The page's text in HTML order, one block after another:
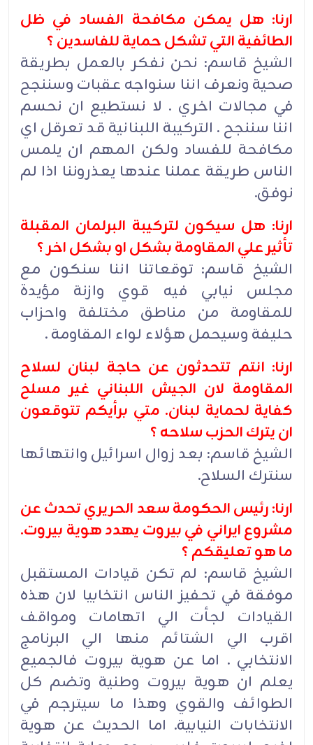
ارنا: هل يمكن مكافحة الفساد في ظل
الطائفية التي تشكل حماية للفاسدين ؟
الشيخ قاسم: نحن نفكر بالعمل بطريقة
صحية ونعرف اننا سنواجه عقبات وسننجح
في مجالات اخري . لا نستطيع ان نحسم
اننا سننجح . التركيبة اللبنانية قد تعرقل اي
مكافحة للفساد ولكن المهم ان يلمس
الناس طريقة عملنا عندها يعذروننا اذا لم
نوفق.
ارنا: هل سيكون لتركيبة البرلمان المقبلة
تأثير علي المقاومة بشكل او بشكل اخر ؟
الشيخ قاسم: توقعاتنا اننا سنكون مع
مجلس نيابي فيه قوي وازنة مؤيدة
للمقاومة من مناطق مختلفة واحزاب
حليفة وسيحمل هؤلاء لواء المقاومة .
ارنا: انتم تتحدثون عن حاجة لبنان لسلاح
المقاومة لان الجيش اللبناني غير مسلح
كفاية لحماية لبنان. متي برأيكم تتوقعون
ان يترك الحزب سلاحه ؟
الشيخ قاسم: بعد زوال اسرائيل وانتهائها
سنترك السلاح.
ارنا: رئيس الحكومة سعد الحريري تحدث عن
مشروع ايراني في بيروت يهدد هوية بيروت.
ما هو تعليقكم ؟
الشيخ قاسم: لم تكن قيادات المستقبل
موفقة في تحفيز الناس انتخابيا لان هذه
القيادات لجأت الي اتهامات ومواقف
اقرب الي الشتائم منها الي البرنامج
الانتخابي . اما عن هوية بيروت فالجميع
يعلم ان هوية بيروت وطنية وتضم كل
الطوائف والقوي وهذا ما سيترجم في
الانتخابات النيابية. اما الحديث عن هوية